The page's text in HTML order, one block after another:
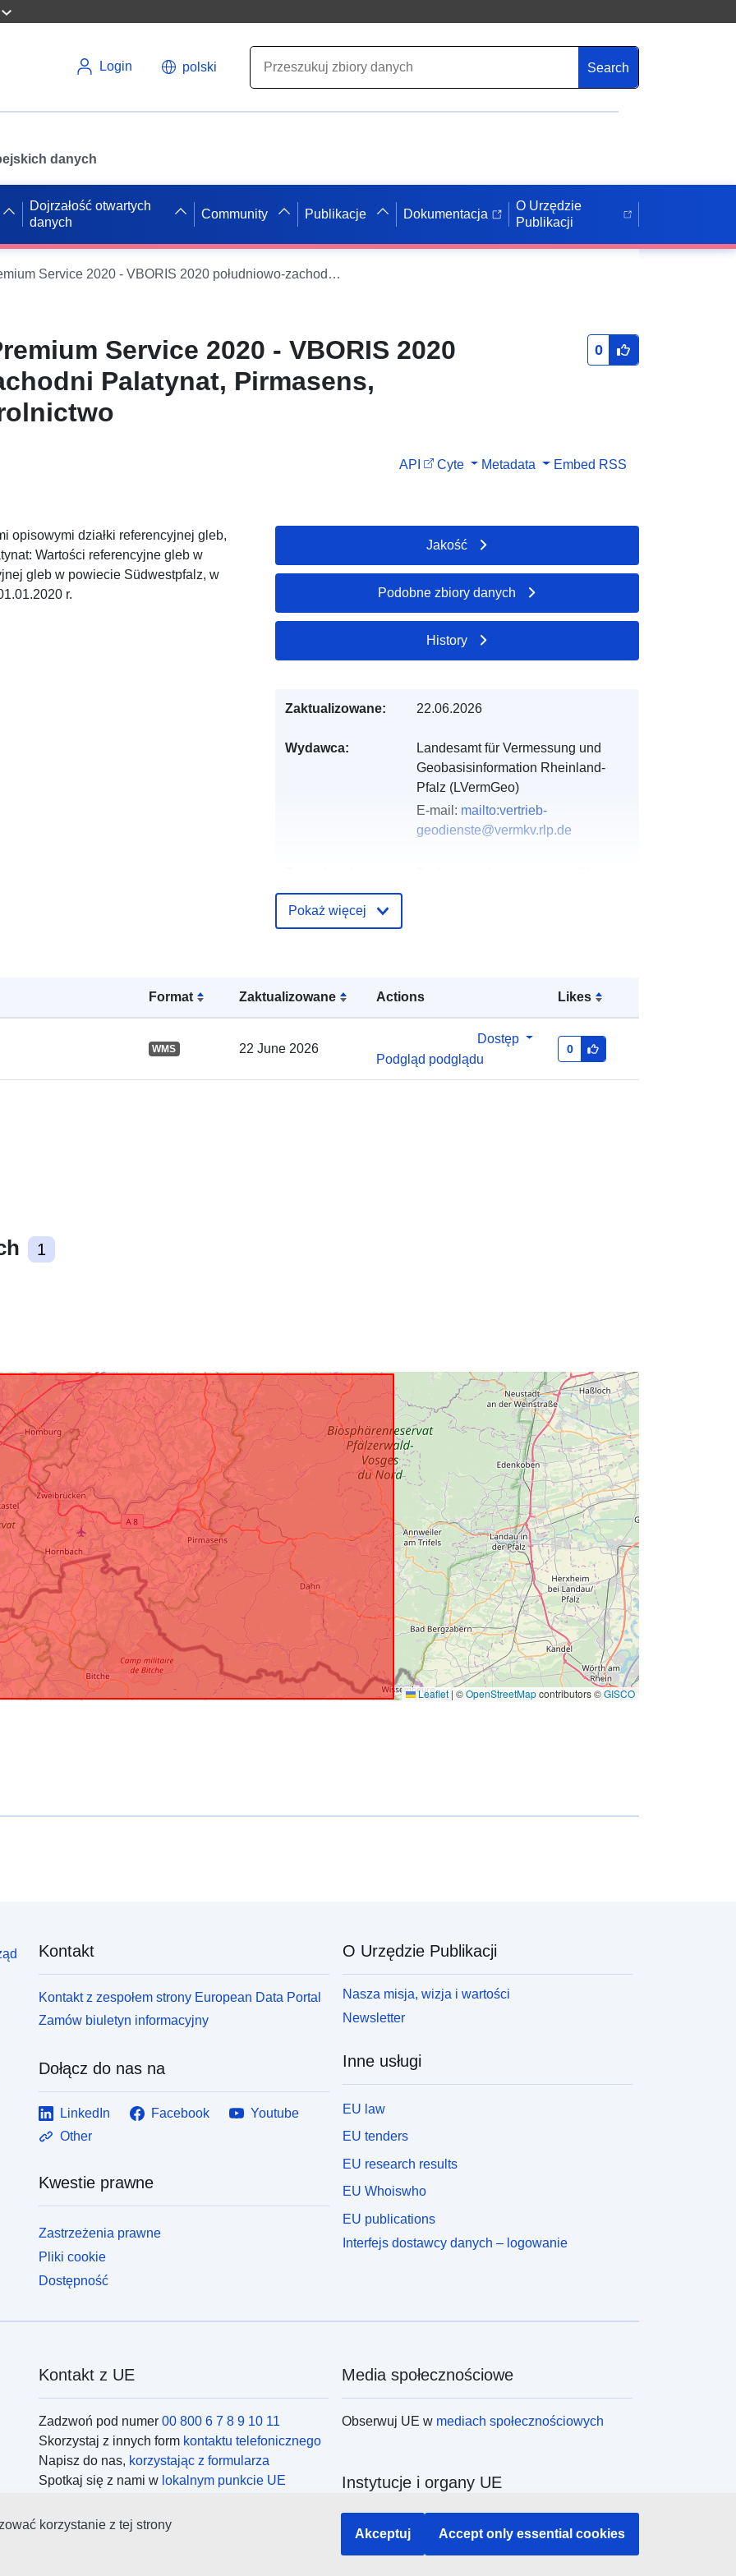
Login polski Search
danych
Dojrzałość otwartych
danych
Community Publikacje Dokumentacja
O Urzędzie
Publikacji
VBORIS RLP Premium Service 2020 - VBORIS 2020 południowo-zachodni Palatynat, Pirmasens, Zweibrücken, rolnictwo
Service 2020 - VBORIS 2020
Palatynat, Pirmasens,
0
API Cyte Metadata Embed RSS
opisowymi działki referencyjnej gleb,
Wartości referencyjne gleb w
gleb w powiecie Südwestpfalz, w
r.
Format Zaktualizowane Actions Likes
WMS 22 June 2026
Dostęp
Podgląd podglądu
0
1
Leaflet | ©OpenStreetMapcontributors ©GISCO
Jakość
Podobne zbiory danych
History
Zaktualizowane: 22.06.2026
Wydawca:
Landesamt für Vermessung und
Geobasisinformation Rheinland-
Pfalz (LVermGeo)
E-mail: mailto:vertrieb-
geodienste@vermkv.rlp.de
49.380483 ], [ 7.920329, 49.380483
], [ 7.920329, 49.026386 ], [
49.380483 ] ]
Typ: Polygon
Pokaż więcej
Kontakt
Kontakt z zespołem strony European Data Portal
Zamów biuletyn informacyjny
Dołącz do nas na
LinkedIn Facebook
Youtube
Other
Kwestie prawne
Zastrzeżenia prawne
Pliki cookie
Dostępność
O Urzędzie Publikacji
Nasza misja, wizja i wartości
Newsletter
Inne usługi
EU law
EU tenders
EU research results
EU Whoiswho
EU publications
Interfejs dostawcy danych – logowanie
Kontakt z UE
Zadzwoń pod numer 00 800 6 7 8 9 10 11
Skorzystaj z innych form kontaktu telefonicznego
Napisz do nas, korzystając z formularza
Spotkaj się z nami w lokalnym punkcie UE
Media społecznościowe
Obserwuj UE w mediach społecznościowych
Instytucje i organy UE
Wyszukiwanie instytucji i organów UE
korzystanie z tej strony
Akceptuj Accept only essential cookies